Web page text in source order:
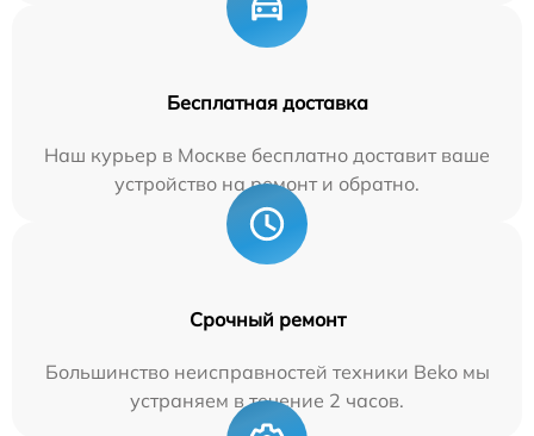
Бесплатная доставка
Наш курьер в Москве бесплатно доставит ваше
устройство на ремонт и обратно.
Срочный ремонт
Большинство неисправностей техники Beko мы
устраняем в течение 2 часов.